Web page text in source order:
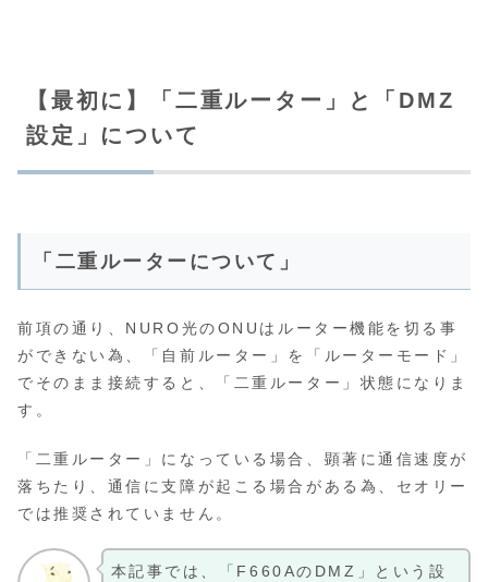
【最初に】「二重ルーター」と「DMZ
設定」について
「二重ルーターについて」
前項の通り、NURO光のONUはルーター機能を切る事
ができない為、「自前ルーター」を「ルーターモード」
でそのまま接続すると、「二重ルーター」状態になりま
す。
「二重ルーター」になっている場合、顕著に通信速度が
落ちたり、通信に支障が起こる場合がある為、セオリー
では推奨されていません。
本記事では、「F660AのDMZ」という設